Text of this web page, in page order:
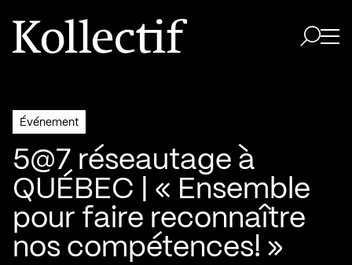
Aller à la page d'accueil
Logo Kollectif
Événement
5@7 réseautage à
QUÉBEC | « Ensemble
pour faire reconnaître
nos compétences! »